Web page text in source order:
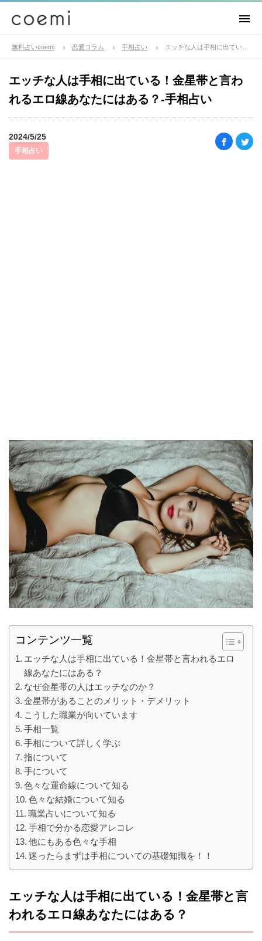
無料占いcoemi 恋愛コラム 手相占い
エッチな人は手相に出ている！金星帯と言わ
れるエロ線あなたにはある？-手相占い
2024/5/25
手相占い
コンテンツ一覧
エッチな人は手相に出ている！金星帯と言われるエロ
線あなたにはある？
なぜ金星帯の人はエッチなのか？
金星帯があることのメリット・デメリット
こうした職業が向いています
手相一覧
手相について詳しく学ぶ
指について
手について
色々な運命線について知る
色々な結婚について知る
職業占いについて知る
手相で分かる恋愛アレコレ
他にもある色々な手相
迷ったらまずは手相についての基礎知識を！！
エッチな人は手相に出ている！金星帯と言
われるエロ線あなたにはある？